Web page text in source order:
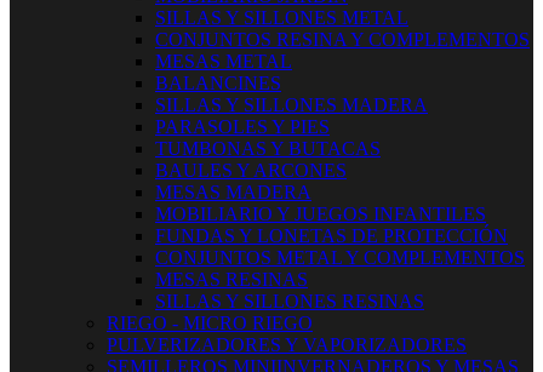
SILLAS Y SILLONES METAL
CONJUNTOS RESINA Y COMPLEMENTOS
MESAS METAL
BALANCINES
SILLAS Y SILLONES MADERA
PARASOLES Y PIES
TUMBONAS Y BUTACAS
BAULES Y ARCONES
MESAS MADERA
MOBILIARIO Y JUEGOS INFANTILES
FUNDAS Y LONETAS DE PROTECCIÓN
CONJUNTOS METAL Y COMPLEMENTOS
MESAS RESINAS
SILLAS Y SILLONES RESINAS
RIEGO - MICRO RIEGO
PULVERIZADORES Y VAPORIZADORES
SEMILLEROS MINIINVERNADEROS Y MESAS